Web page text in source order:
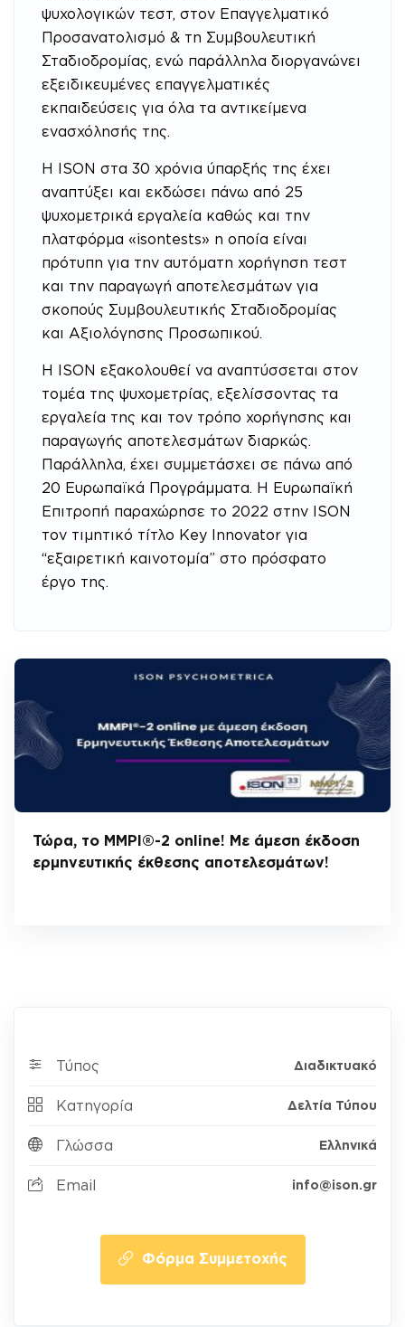
ψυχολογικών τεστ, στον Επαγγελματικό
Προσανατολισμό & τη Συμβουλευτική
Σταδιοδρομίας, ενώ παράλληλα διοργανώνει
εξειδικευμένες επαγγελματικές
εκπαιδεύσεις για όλα τα αντικείμενα
ενασχόλησής της.
Η ISON στα 30 χρόνια ύπαρξής της έχει
αναπτύξει και εκδώσει πάνω από 25
ψυχομετρικά εργαλεία καθώς και την
πλατφόρμα «isontests» η οποία είναι
πρότυπη για την αυτόματη χορήγηση τεστ
και την παραγωγή αποτελεσμάτων για
σκοπούς Συμβουλευτικής Σταδιοδρομίας
και Αξιολόγησης Προσωπικού.
Η ISON εξακολουθεί να αναπτύσσεται στον
τομέα της ψυχομετρίας, εξελίσσοντας τα
εργαλεία της και τον τρόπο χορήγησης και
παραγωγής αποτελεσμάτων διαρκώς.
Παράλληλα, έχει συμμετάσχει σε πάνω από
20 Ευρωπαϊκά Προγράμματα. H Ευρωπαϊκή
Επιτροπή παραχώρησε το 2022 στην ISON
τον τιμητικό τίτλο Key Innovator για
“εξαιρετική καινοτομία” στο πρόσφατο
έργο της.
Τώρα, το MMPI®-2 online! Με άμεση έκδοση
ερμηνευτικής έκθεσης αποτελεσμάτων!
Τύπος Διαδικτυακό
Κατηγορία Δελτία Τύπου
Γλώσσα Ελληνικά
Email info@ison.gr
Φόρμα Συμμετοχής